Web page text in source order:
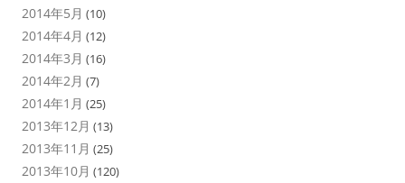
2014年5月 (10)
2014年4月 (12)
2014年3月 (16)
2014年2月 (7)
2014年1月 (25)
2013年12月 (13)
2013年11月 (25)
2013年10月 (120)